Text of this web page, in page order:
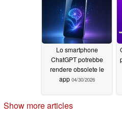
05/14/2026
Lo smartphone
ChatGPT potrebbe
rendere obsolete le
app 04/30/2026
Show more articles